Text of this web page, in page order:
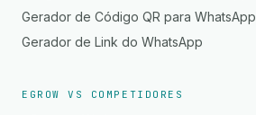
Gerador de Código QR para WhatsApp
Gerador de Link do WhatsApp
EGROW VS COMPETIDORES